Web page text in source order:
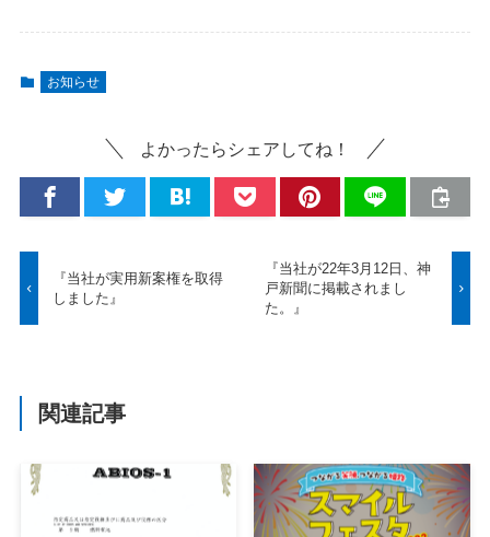
お知らせ
よかったらシェアしてね！
『当社が実用新案権を取得
しました』
『当社が22年3月12日、神
戸新聞に掲載されまし
た。』
関連記事